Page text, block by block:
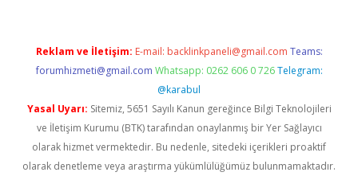
Reklam ve İletişim: E-mail: backlinkpaneli@gmail.com Teams:
forumhizmeti@gmail.com Whatsapp: 0262 606 0 726 Telegram:
@karabul
Yasal Uyarı: Sitemiz, 5651 Sayılı Kanun gereğince Bilgi Teknolojileri
ve İletişim Kurumu (BTK) tarafından onaylanmış bir Yer Sağlayıcı
olarak hizmet vermektedir. Bu nedenle, sitedeki içerikleri proaktif
olarak denetleme veya araştırma yükümlülüğümüz bulunmamaktadır.